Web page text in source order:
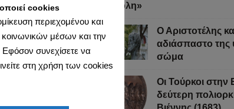
Πόλη»
Ο Αριστοτέλης
αδιάσπαστο της
σώμα
Οι Τούρκοι
δεύτερη
cookies
περιεχομένου και
μέσων και την
συνεχίσετε να
στη χρήση των cookies